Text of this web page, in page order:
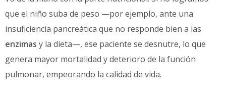
que el niño suba de peso —por ejemplo, ante una
insuficiencia pancreática que no responde bien a las
enzimas y la dieta—, ese paciente se desnutre, lo que
genera mayor mortalidad y deterioro de la función
pulmonar, empeorando la calidad de vida.